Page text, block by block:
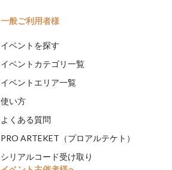
一般ご利用者様
イベントを探す
イベントカテゴリ一覧
イベントエリア一覧
使い方
よくある質問
PRO ARTEKET（プロアルテケト）
シリアルコード受け取り